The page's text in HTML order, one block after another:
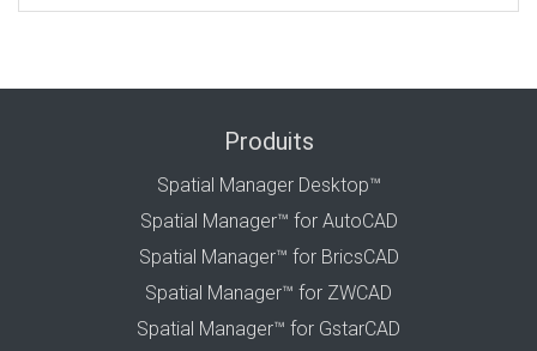
Produits
Spatial Manager Desktop™
Spatial Manager™ for AutoCAD
Spatial Manager™ for BricsCAD
Spatial Manager™ for ZWCAD
Spatial Manager™ for GstarCAD